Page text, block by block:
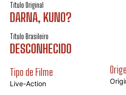
Título Original
DARNA, KUNO?
Título Brasileiro
DESCONHECIDO
Tipo de Filme
Live-Action